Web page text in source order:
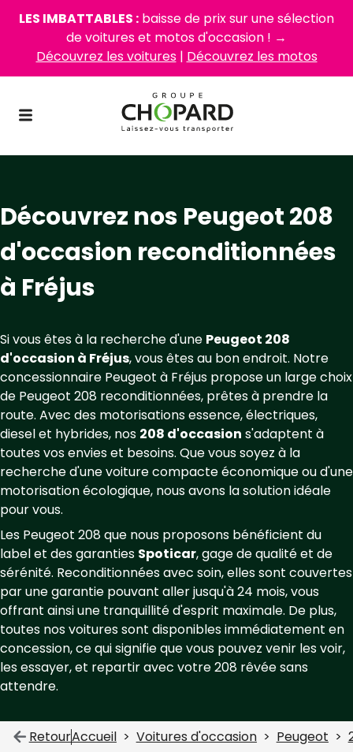
LES IMBATTABLES : baisse de prix sur une sélection
de voitures et motos d'occasion ! →
Découvrez les voitures| Découvrez les motos
Découvrez nos Peugeot 208
d'occasion reconditionnées
à Fréjus
Si vous êtes à la recherche d'une Peugeot 208
d'occasion à Fréjus, vous êtes au bon endroit. Notre
concessionnaire Peugeot à Fréjus propose un large choix
de Peugeot 208 reconditionnées, prêtes à prendre la
route. Avec des motorisations essence, électriques,
diesel et hybrides, nos 208 d'occasion s'adaptent à
toutes vos envies et besoins. Que vous soyez à la
recherche d'une voiture compacte économique ou d'une
motorisation écologique, nous avons la solution idéale
pour vous.
Les Peugeot 208 que nous proposons bénéficient du
label et des garanties Spoticar, gage de qualité et de
sérénité. Reconditionnées avec soin, elles sont couvertes
par une garantie pouvant aller jusqu'à 24 mois, vous
offrant ainsi une tranquillité d'esprit maximale. De plus,
toutes nos voitures sont disponibles immédiatement en
concession, ce qui signifie que vous pouvez venir les voir,
les essayer, et repartir avec votre 208 rêvée sans
attendre.
RetourAccueil Voitures d'occasion Peugeot